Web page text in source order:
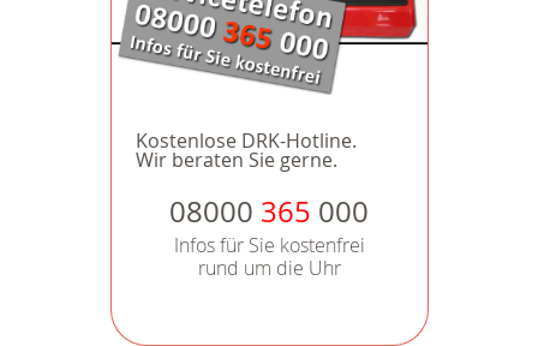
Kostenlose DRK-Hotline.
Wir beraten Sie gerne.
08000 365 000
Infos für Sie kostenfrei
rund um die Uhr